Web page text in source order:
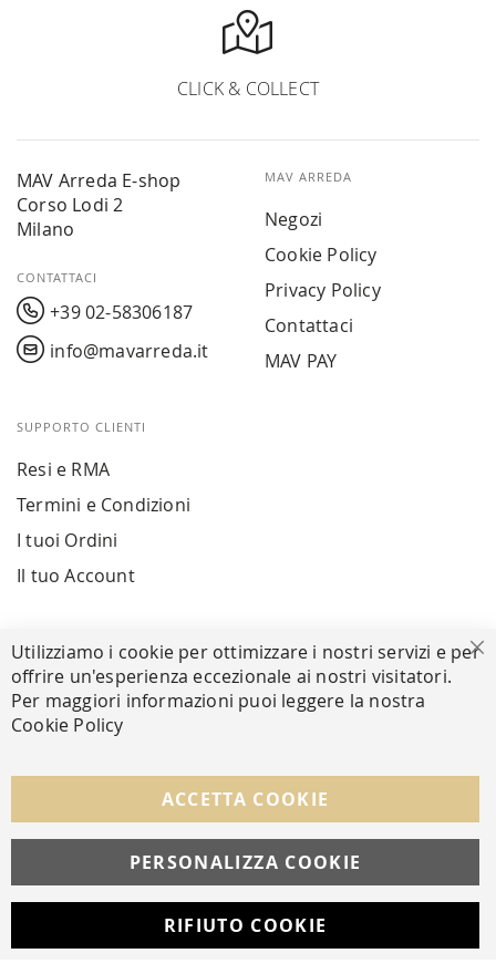
CLICK & COLLECT
MAV Arreda E-shop
Corso Lodi 2
Milano
CONTATTACI
+39 02-58306187
info@mavarreda.it
MAV ARREDA
Negozi
Cookie Policy
Privacy Policy
Contattaci
MAV PAY
SUPPORTO CLIENTI
Resi e RMA
Termini e Condizioni
I tuoi Ordini
Il tuo Account
Facebook Instagram Whatsapp
© Copyright MAV Arreda s.r.l. | P.IVA IT05919160969
Via Galileo Galilei, 14 | Milano
Utilizziamo i cookie per ottimizzare i nostri servizi e per
offrire un'esperienza eccezionale ai nostri visitatori.
Per maggiori informazioni puoi leggere la nostra
Cookie Policy
ACCETTA COOKIE
PERSONALIZZA COOKIE
RIFIUTO COOKIE